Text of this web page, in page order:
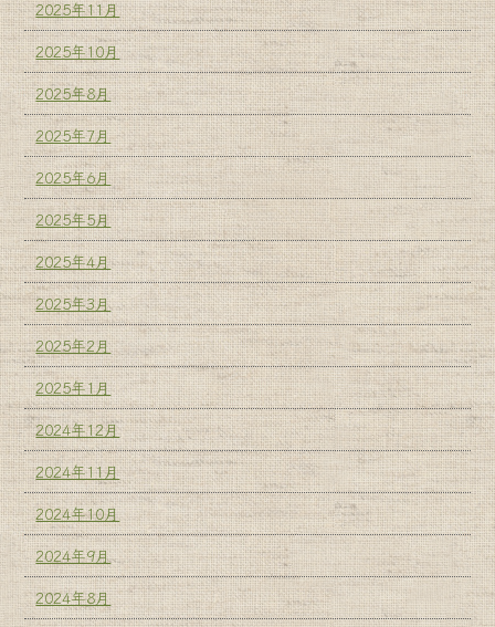
2025年11月
2025年10月
2025年8月
2025年7月
2025年6月
2025年5月
2025年4月
2025年3月
2025年2月
2025年1月
2024年12月
2024年11月
2024年10月
2024年9月
2024年8月